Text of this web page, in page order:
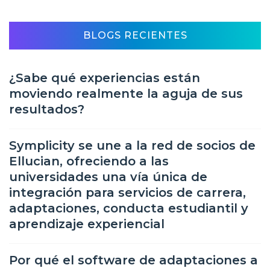
BLOGS RECIENTES
¿Sabe qué experiencias están
moviendo realmente la aguja de sus
resultados?
Symplicity se une a la red de socios de
Ellucian, ofreciendo a las
universidades una vía única de
integración para servicios de carrera,
adaptaciones, conducta estudiantil y
aprendizaje experiencial
Por qué el software de adaptaciones a